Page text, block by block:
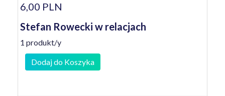
6,00 PLN
Stefan Rowecki w relacjach
1 produkt/y
Dodaj do Koszyka